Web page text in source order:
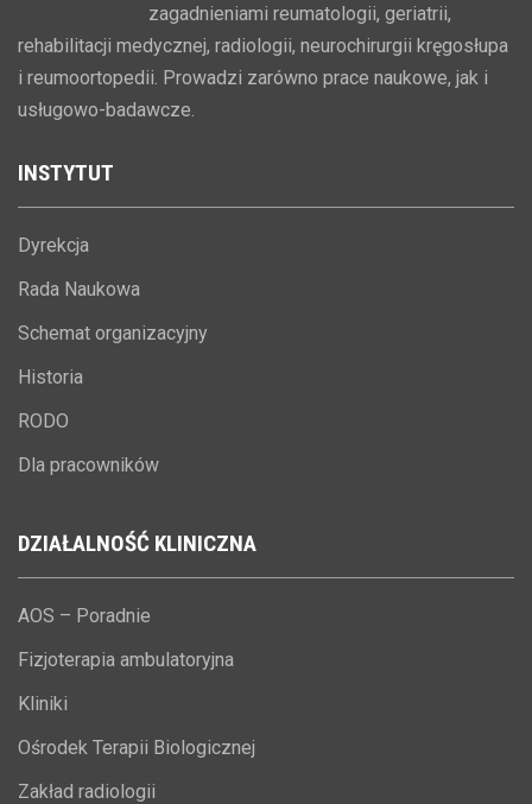
zagadnieniami reumatologii, geriatrii,
rehabilitacji medycznej, radiologii, neurochirurgii kręgosłupa
i reumoortopedii. Prowadzi zarówno prace naukowe, jak i
usługowo-badawcze.
INSTYTUT
Dyrekcja
Rada Naukowa
Schemat organizacyjny
Historia
RODO
Dla pracowników
DZIAŁALNOŚĆ KLINICZNA
AOS – Poradnie
Fizjoterapia ambulatoryjna
Kliniki
Ośrodek Terapii Biologicznej
Zakład radiologii